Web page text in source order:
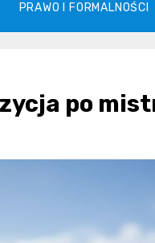
PRAWO I FORMALNOŚCI
po